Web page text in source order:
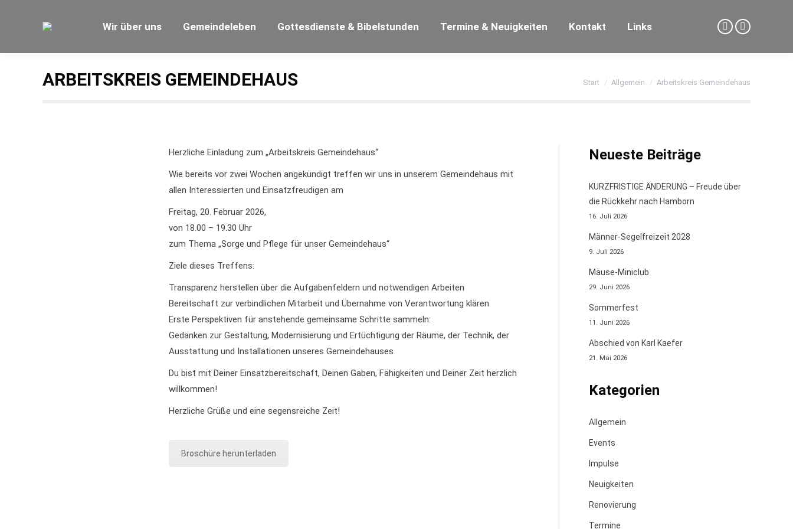
Wir über uns Gemeindeleben Gottesdienste & Bibelstunden Termine & Neuigkeiten Kontakt Links
Facebook
in
YouTube
in
ARBEITSKREIS GEMEINDEHAUS Sie befinden sich hier:
Start Allgemein Arbeitskreis Gemeindehaus
Herzliche Einladung zum „Arbeitskreis Gemeindehaus“
Wie bereits vor zwei Wochen angekündigt treffen wir uns in unserem Gemeindehaus mit
allen Interessierten und Einsatzfreudigen am
Freitag, 20. Februar 2026,
von 18.00 – 19.30 Uhr
zum Thema „Sorge und Pflege für unser Gemeindehaus“
Ziele dieses Treffens:
Transparenz herstellen über die Aufgabenfeldern und notwendigen Arbeiten
Bereitschaft zur verbindlichen Mitarbeit und Übernahme von Verantwortung klären
Erste Perspektiven für anstehende gemeinsame Schritte sammeln:
Gedanken zur Gestaltung, Modernisierung und Ertüchtigung der Räume, der Technik, der
Ausstattung und Installationen unseres Gemeindehauses
Du bist mit Deiner Einsatzbereitschaft, Deinen Gaben, Fähigkeiten und Deiner Zeit herzlich
willkommen!
Herzliche Grüße und eine segensreiche Zeit!
Broschüre herunterladen
Neueste Beiträge
KURZFRISTIGE ÄNDERUNG – Freude über
die Rückkehr nach Hamborn
16. Juli 2026
Männer-Segelfreizeit 2028
9. Juli 2026
Mäuse-Miniclub
29. Juni 2026
Sommerfest
11. Juni 2026
Abschied von Karl Kaefer
21. Mai 2026
Kategorien
Allgemein
Events
Impulse
Neuigkeiten
Renovierung
Termine